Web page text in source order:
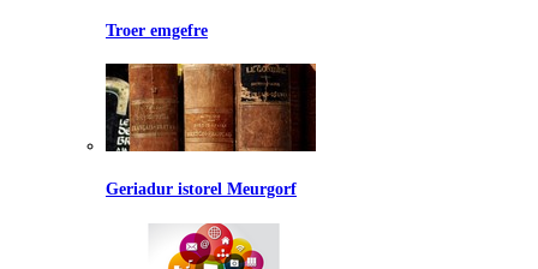
Troer emgefre
Geriadur istorel Meurgorf